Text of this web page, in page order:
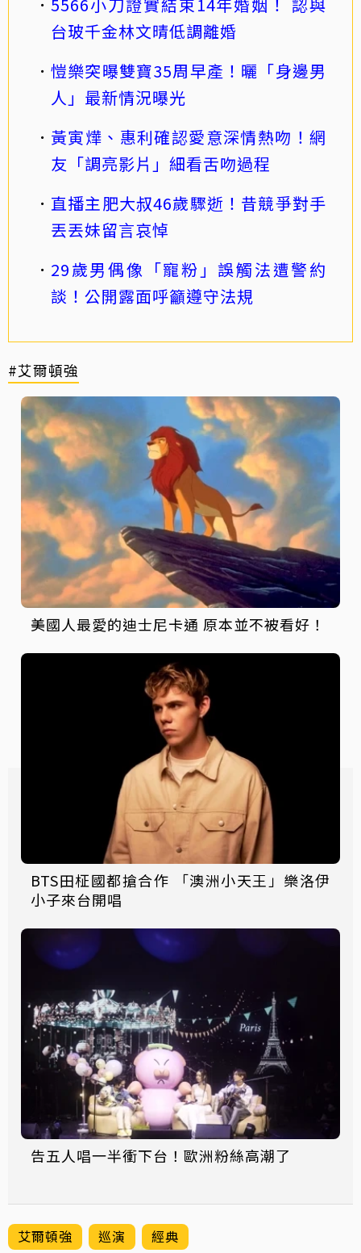
5566小刀證實結束14年婚姻！ 認與
台玻千金林文晴低調離婚
愷樂突曝雙寶35周早產！曬「身邊男
人」最新情況曝光
黃寅燁、惠利確認愛意深情熱吻！網
友「調亮影片」細看舌吻過程
直播主肥大叔46歲驟逝！昔競爭對手
丟丟妹留言哀悼
29歲男偶像「寵粉」誤觸法遭警約
談！公開露面呼籲遵守法規
#艾爾頓強
美國人最愛的迪士尼卡通 原本並不被看好！
BTS田柾國都搶合作 「澳洲小天王」樂洛伊
小子來台開唱
告五人唱一半衝下台！歐洲粉絲高潮了
艾爾頓強 巡演 經典